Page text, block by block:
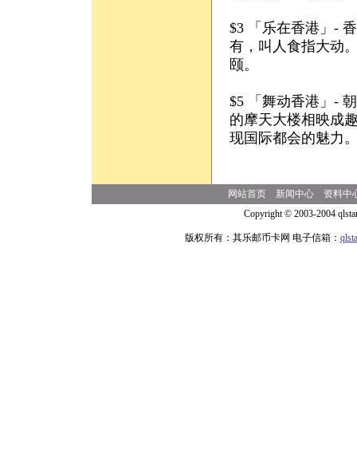
$3 「乐在香港」-
有，叫人食指大动
颐。
$5 「舞动香港」-
的摩天大楼相映成
现国际都会的魅力
网站首页 新闻中心
资料中
Copyright © 2003-2004
版权所有：其乐邮币卡网 电子信箱：